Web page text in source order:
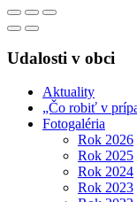
Udalosti v obci
Aktuality
„Čo robiť v
Fotogaléria
Rok 2026
Rok 2025
Rok 2024
Rok 2023